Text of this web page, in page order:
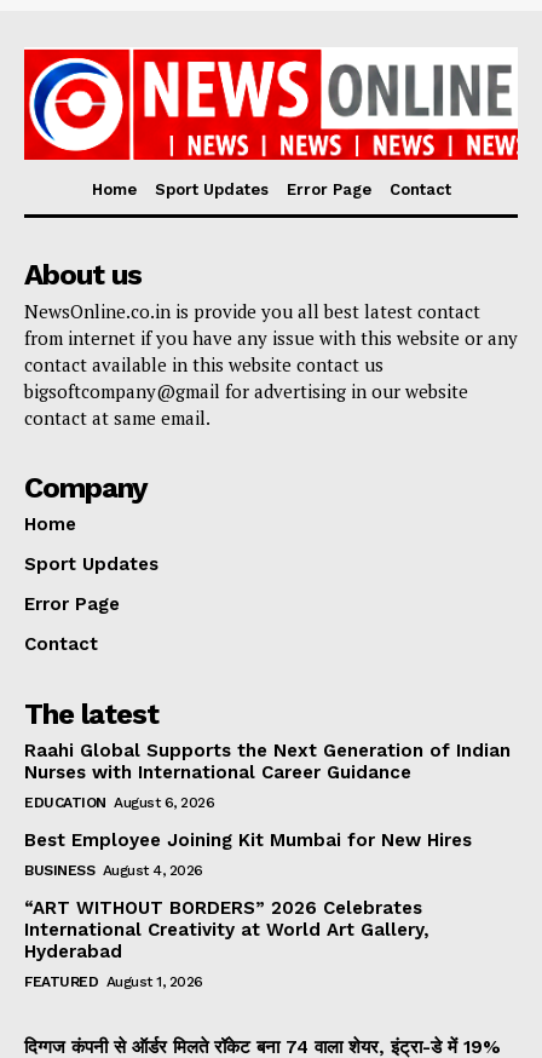
Home Sport Updates Error Page Contact
About us
NewsOnline.co.in is provide you all best latest contact
from internet if you have any issue with this website or any
contact available in this website contact us
bigsoftcompany@gmail for advertising in our website
contact at same email.
Company
Home
Sport Updates
Error Page
Contact
The latest
Raahi Global Supports the Next Generation of Indian
Nurses with International Career Guidance
EDUCATION August 6, 2026
Best Employee Joining Kit Mumbai for New Hires
BUSINESS August 4, 2026
“ART WITHOUT BORDERS” 2026 Celebrates
International Creativity at World Art Gallery,
Hyderabad
FEATURED August 1, 2026
दिग्गज कंपनी से ऑर्डर मिलते रॉकेट बना ₹74 वाला शेयर, इंट्रा-डे में 19%